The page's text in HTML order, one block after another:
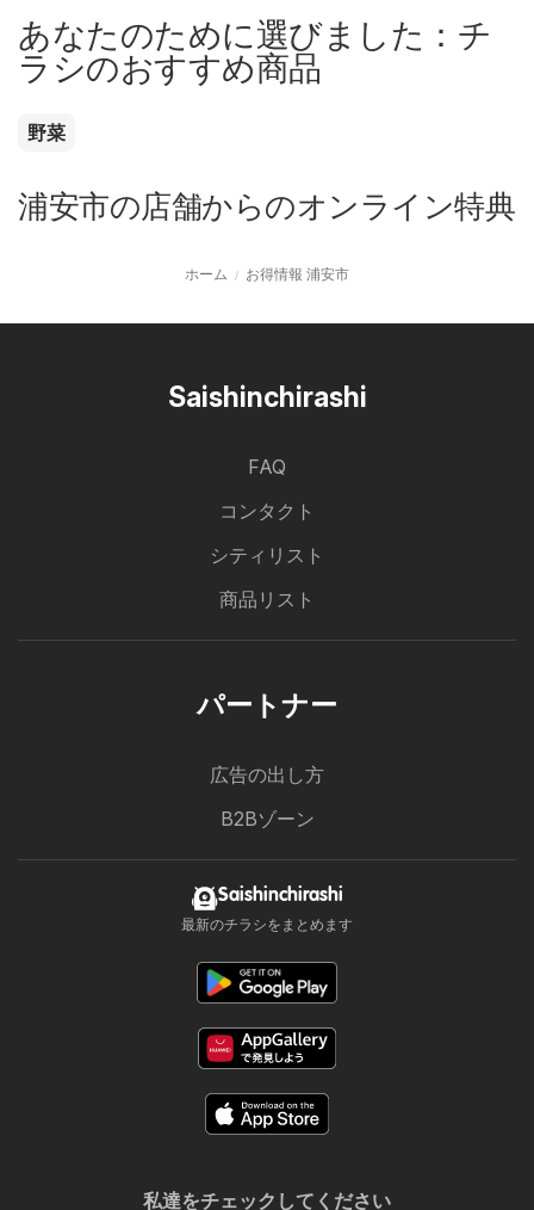
あなたのために選びました：チ
ラシのおすすめ商品
野菜
浦安市の店舗からのオンライン特典
ホーム お得情報 浦安市
Saishinchirashi
FAQ
コンタクト
シティリスト
商品リスト
パートナー
広告の出し方
B2Bゾーン
Saishinchirashi
最新のチラシをまとめます
私達をチェックしてください